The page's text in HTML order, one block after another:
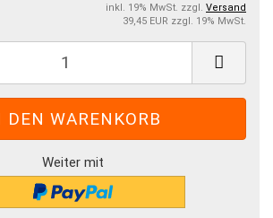
inkl. 19% MwSt. zzgl. Versand
39,45 EUR zzgl. 19% MwSt.
Weiter mit